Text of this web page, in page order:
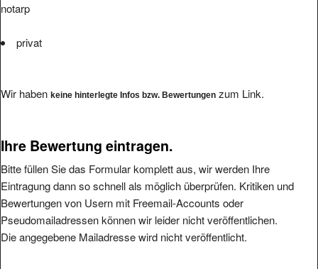
notarp
privat
Wir haben keine hinterlegte Infos bzw. Bewertungen zum Link.
Ihre Bewertung eintragen.
Bitte füllen Sie das Formular komplett aus, wir werden Ihre
Eintragung dann so schnell als möglich überprüfen. Kritiken und
Bewertungen von Usern mit Freemail-Accounts oder
Pseudomailadressen können wir leider nicht veröffentlichen.
Die angegebene Mailadresse wird nicht veröffentlicht.